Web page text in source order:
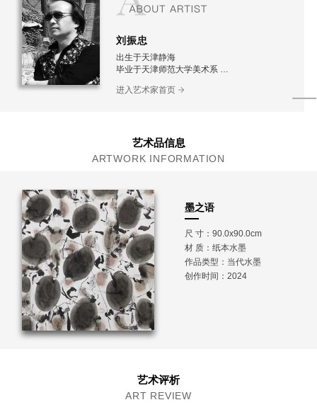
刘振忠
出生于天津静海
毕业于天津师范大学美术系
北京国画协会会员
天津日报、中国绘画写生集、中国收藏等刊物发
表
进入艺术家首页
艺术品信息
ARTWORK INFORMATION
墨之语
尺 寸：90.0x90.0cm
材 质： 纸本水墨
作品类型：当代水墨
创作时间：2024
艺术评析
ART REVIEW